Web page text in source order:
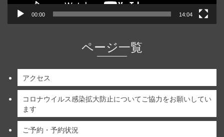
00:00 14:04
ページ一覧
アクセス
コロナウイルス感染拡大防止についてご協力をお願いしてい
ます
ご予約・予約状況